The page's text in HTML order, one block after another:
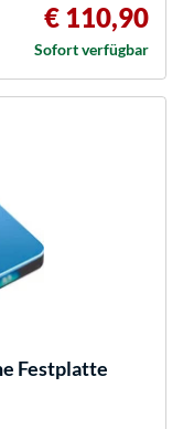
€ 110,90
Sofort verfügbar
Festplatte